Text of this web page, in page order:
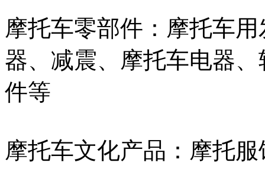
摩托车零部件：摩托车
器、减震、摩托车电器
件等
摩托车文化产品：摩托